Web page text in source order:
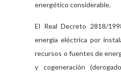
energético considerable.
El Real Decreto 2818/
energía eléctrica por
recursos o fuentes de
y cogeneración